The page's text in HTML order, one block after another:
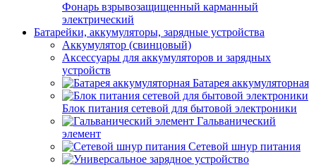
Фонарь взрывозащищенный карманный
электрический
Батарейки, аккумуляторы, зарядные устройства
Аккумулятор (свинцовый)
Аксессуары для аккумуляторов и зарядных
устройств
Батарея аккумуляторная
Блок питания сетевой для бытовой электроники
Гальванический
элемент
Сетевой шнур питания